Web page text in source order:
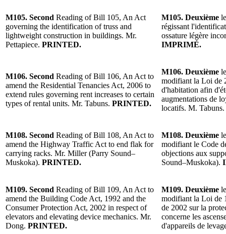
M105. Second Reading of Bill 105, An Act
governing the identification of truss and
lightweight construction in buildings. Mr.
Pettapiece. PRINTED.
M105. Deuxième
régissant
ossature légère
IMPRIMÉ.
M106. Second Reading of Bill 106, An Act to
amend the Residential Tenancies Act, 2006 to
extend rules governing rent increases to certain
types of rental units. Mr. Tabuns. PRINTED.
M106. Deuxième
modifiant la Loi de
d'habitation afin
augmentations de
locatifs. M. Tabuns.
M108. Second Reading of Bill 108, An Act to
amend the Highway Traffic Act to end flak for
carrying racks. Mr. Miller (Parry Sound–
Muskoka). PRINTED.
M108. Deuxième
modifiant le Code
objections aux
Sound–Muskoka).
M109. Second Reading of Bill 109, An Act to
amend the Building Code Act, 1992 and the
Consumer Protection Act, 2002 in respect of
elevators and elevating device mechanics. Mr.
Dong. PRINTED.
M109. Deuxième
modifiant la Loi de
de 2002 sur la
concerne les
d'appareils de